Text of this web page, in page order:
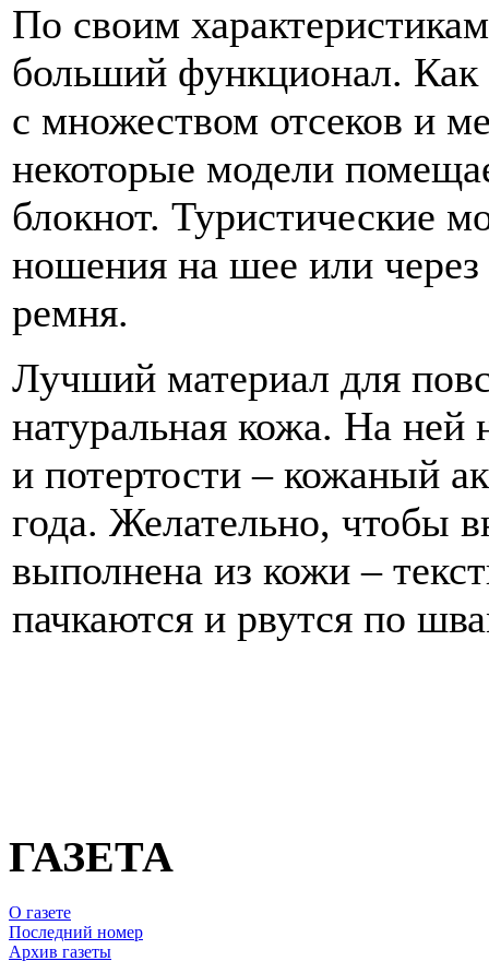
По своим
больший функционал. Как
с множеством отсеков и
некоторые модели
блокнот. Туристические
ношения на шее или
ремня.
Лучший материал для
натуральная кожа. На
и потертости – кожаный
года. Желательно, чтобы
выполнена из кожи –
пачкаются и рвутся по
ГАЗЕТА
О газете
Последний номер
Архив газеты